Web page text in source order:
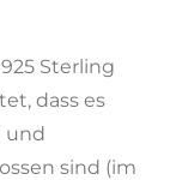
Sterling
dass es
und
sind (im